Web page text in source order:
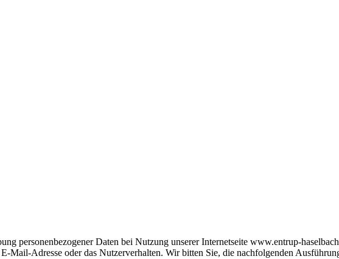
personenbezogener Daten bei Nutzung unserer Internetseite www.entrup-
Mail-Adresse oder das Nutzerverhalten. Wir bitten Sie, die nachfolgenden